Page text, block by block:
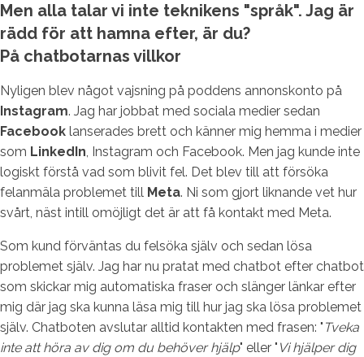
Men alla talar vi inte teknikens "språk". Jag är
rädd för att hamna efter, är du?
På chatbotarnas villkor
Nyligen blev något vajsning på poddens annonskonto på
Instagram. Jag har jobbat med sociala medier sedan
Facebook lanserades brett och känner mig hemma i medier
som LinkedIn, Instagram och Facebook. Men jag kunde inte
logiskt förstå vad som blivit fel. Det blev till att försöka
felanmäla problemet till Meta. Ni som gjort liknande vet hur
svårt, näst intill omöjligt det är att få kontakt med Meta.
Som kund förväntas du felsöka själv och sedan lösa
problemet själv. Jag har nu pratat med chatbot efter chatbot
som skickar mig automatiska fraser och slänger länkar efter
mig där jag ska kunna läsa mig till hur jag ska lösa problemet
själv. Chatboten avslutar alltid kontakten med frasen: " Tveka
inte att höra av dig om du behöver hjälp" eller " Vi hjälper dig